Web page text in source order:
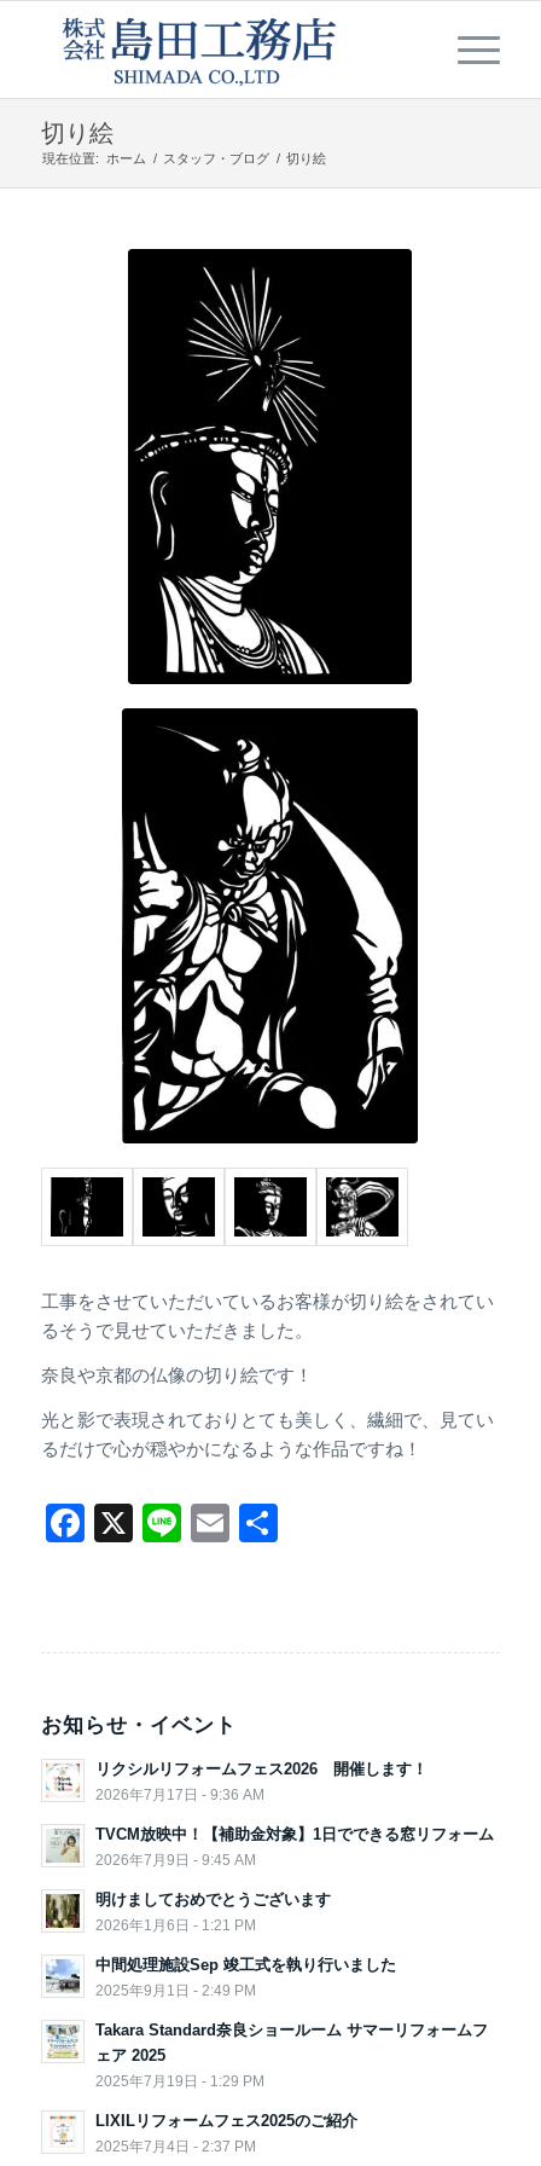
切り絵
現在位置: ホーム / スタッフ・ブログ / 切り絵
工事をさせていただいているお客様が切り絵をされてい
るそうで見せていただきました。
奈良や京都の仏像の切り絵です！
光と影で表現されておりとても美しく、繊細で、見てい
るだけで心が穏やかになるような作品ですね！
Facebook
X LineEmail
お知らせ・イベント
リクシルリフォームフェス2026 開催します！
2026年7月17日 - 9:36 AM
TVCM放映中！【補助金対象】1日でできる窓リフォーム
2026年7月9日 - 9:45 AM
明けましておめでとうございます
2026年1月6日 - 1:21 PM
中間処理施設Sep 竣工式を執り行いました
2025年9月1日 - 2:49 PM
Takara Standard奈良ショールーム サマーリフォームフ
ェア 2025
2025年7月19日 - 1:29 PM
LIXILリフォームフェス2025のご紹介
2025年7月4日 - 2:37 PM